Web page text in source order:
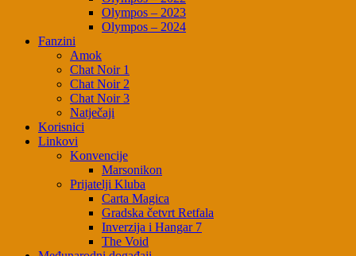
Olympos – 2023
Olympos – 2024
Fanzini
Amok
Chat Noir 1
Chat Noir 2
Chat Noir 3
Natječaji
Korisnici
Linkovi
Konvencije
Marsonikon
Prijatelji Kluba
Carta Magica
Gradska četvrt Retfala
Inverzija i Hangar 7
The Void